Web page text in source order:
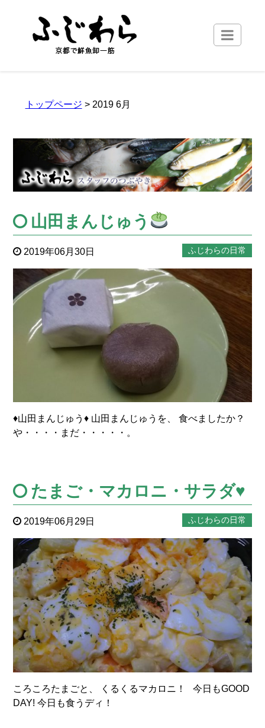
トップページ > 2019 6月
山田まんじゅう
2019年06月30日 ふじわらの日常
♦山田まんじゅう♦ 山田まんじゅうを、 食べましたか？
や・・・・まだ・・・・・。
たまご・マカロニ・サラダ♥
2019年06月29日 ふじわらの日常
ころころたまごと、 くるくるマカロニ！ 今日もGOOD
DAY! 今日も食うディ！